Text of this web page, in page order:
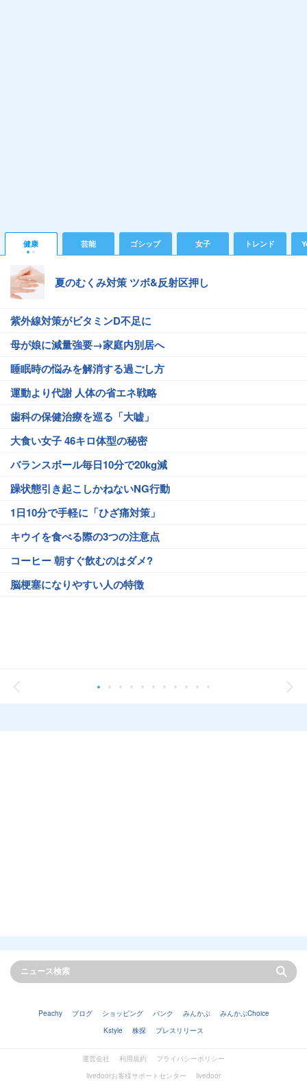
健康 芸能 ゴシップ 女子 トレンド
夏のむくみ対策 ツボ&反射区押し
紫外線対策がビタミンD不足に
母が娘に減量強要→家庭内別居へ
睡眠時の悩みを解消する過ごし方
運動より代謝 人体の省エネ戦略
歯科の保健治療を巡る「大嘘」
大食い女子 46キロ体型の秘密
バランスボール毎日10分で20kg減
躁状態引き起こしかねないNG行動
1日10分で手軽に「ひざ痛対策」
キウイを食べる際の3つの注意点
コーヒー 朝すぐ飲むのはダメ?
脳梗塞になりやすい人の特徴
Peachy ブログ ショッピング バンク みんかぶ
みんかぶChoice
Kstyle
株探 プレスリリース
運営会社 利用規約
プライバシーポリシー
livedoorお客様サポートセンター
livedoor